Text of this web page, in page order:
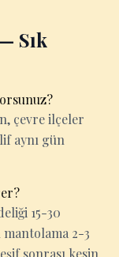
Sık
çevre ilçeler
aynı gün
15-30
mantolama 2-3
sonrası kesin